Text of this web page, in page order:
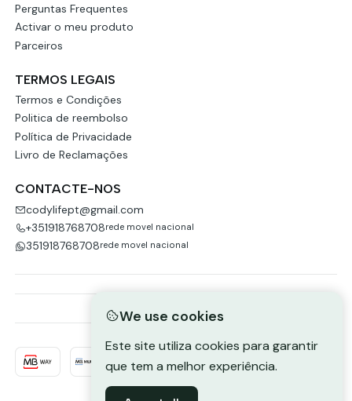
Perguntas Frequentes
Activar o meu produto
Parceiros
TERMOS LEGAIS
Termos e Condições
Politica de reembolso
Política de Privacidade
Livro de Reclamações
CONTACTE-NOS
codylifept@gmail.com
+351918768708rede movel nacional
351918768708rede movel nacional
We use cookies
Este site utiliza cookies para garantir
que tem a melhor experiência.